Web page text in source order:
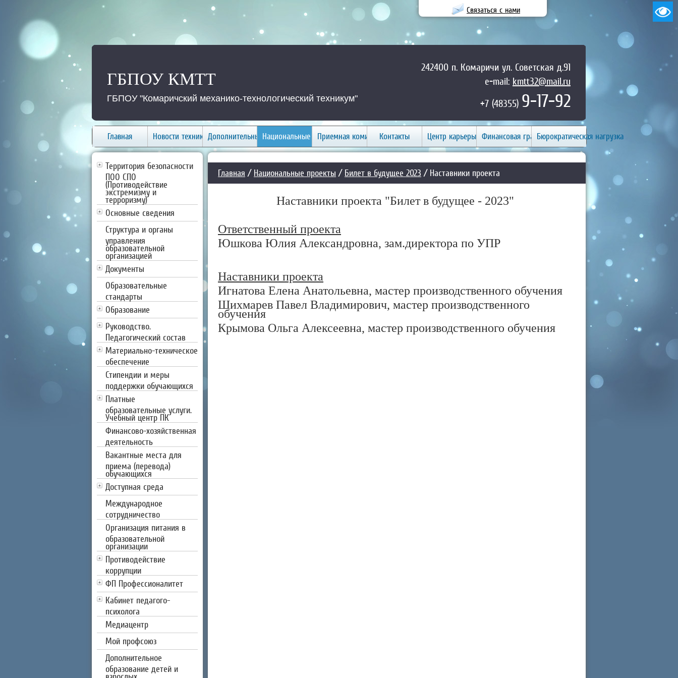
Связаться с нами
ГБПОУ КМТТ
ГБПОУ "Комаричский механико-технологический техникум"
242400 п. Комаричи ул. Советская д.91
e-mail: kmtt32@mail.ru
+7 (48355) 9-17-92
Главная Новости техникумаДополнительные услугиНациональные проектыПриемная комиссияКонтакты Центр карьеры Финансовая грамотностьБюрократическая нагрузка
Территория безопасности
ПОО СПО
(Противодействие
экстремизму и
терроризму)
Основные сведения
Структура и органы
управления
образовательной
организацией
Документы
Образовательные
стандарты
Образование
Руководство.
Педагогический состав
Материально-техническое
обеспечение
Стипендии и меры
поддержки обучающихся
Платные
образовательные услуги.
Учебный центр ПК
Финансово-хозяйственная
деятельность
Вакантные места для
приема (перевода)
обучающихся
Доступная среда
Международное
сотрудничество
Организация питания в
образовательной
организации
Противодействие
коррупции
ФП Профессионалитет
Кабинет педагого-
психолога
Медиацентр
Мой профсоюз
Дополнительное
образование детей и
взрослых
Главная / Национальные проекты / Билет в будущее 2023 / Наставники проекта
Наставники проекта "Билет в будущее - 2023"
Ответственный проекта
Юшкова Юлия Александровна, зам.директора по УПР
Наставники проекта
Игнатова Елена Анатольевна, мастер производственного обучения
Шихмарев Павел Владимирович, мастер производственного
обучения
Крымова Ольга Алексеевна, мастер производственного обучения